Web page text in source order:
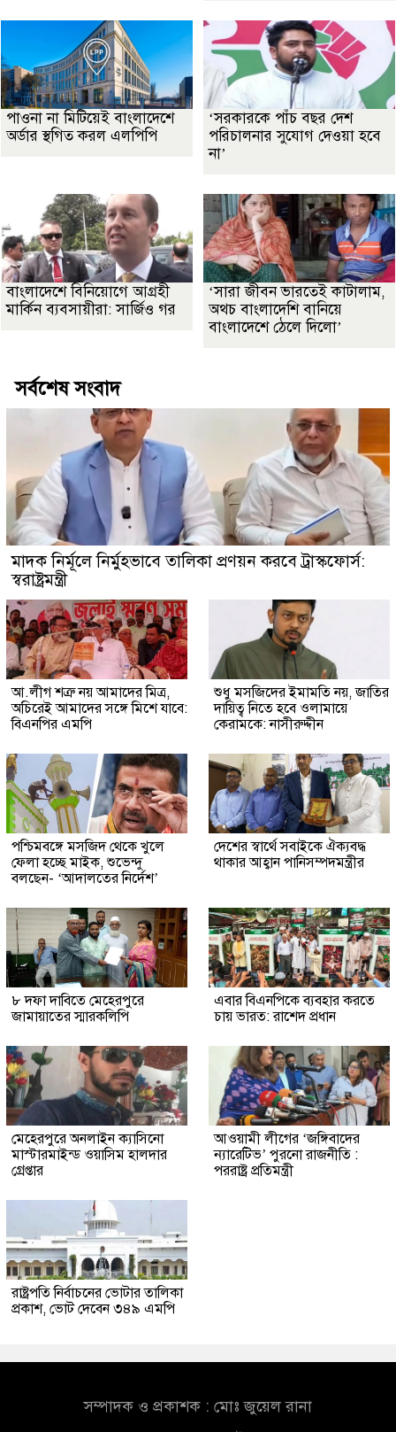
পাওনা না মিটিয়েই বাংলাদেশে
অর্ডার স্থগিত করল এলপিপি
‘সরকারকে পাঁচ বছর দেশ
পরিচালনার সুযোগ দেওয়া হবে
না’
বাংলাদেশে বিনিয়োগে আগ্রহী
মার্কিন ব্যবসায়ীরা: সার্জিও গর
‘সারা জীবন ভারতেই কাটালাম,
অথচ বাংলাদেশি বানিয়ে
বাংলাদেশে ঠেলে দিলো’
সর্বশেষ সংবাদ
মাদক নির্মূলে নির্মুহভাবে তালিকা প্রণয়ন করবে ট্রাস্কফোর্স:
স্বরাষ্ট্রমন্ত্রী
আ.লীগ শত্রু নয় আমাদের মিত্র,
অচিরেই আমাদের সঙ্গে মিশে যাবে:
বিএনপির এমপি
শুধু মসজিদের ইমামতি নয়, জাতির
দায়িত্ব নিতে হবে ওলামায়ে
কেরামকে: নাসীরুদ্দীন
পশ্চিমবঙ্গে মসজিদ থেকে খুলে
ফেলা হচ্ছে মাইক, শুভেন্দু
বলছেন- ‘আদালতের নির্দেশ’
দেশের স্বার্থে সবাইকে ঐক্যবদ্ধ
থাকার আহ্বান পানিসম্পদমন্ত্রীর
৮ দফা দাবিতে মেহেরপুরে
জামায়াতের স্মারকলিপি
এবার বিএনপিকে ব্যবহার করতে
চায় ভারত: রাশেদ প্রধান
মেহেরপুরে অনলাইন ক্যাসিনো
মাস্টারমাইন্ড ওয়াসিম হালদার
গ্রেপ্তার
আওয়ামী লীগের ‘জঙ্গিবাদের
ন্যারেটিভ’ পুরনো রাজনীতি :
পররাষ্ট্র প্রতিমন্ত্রী
রাষ্ট্রপতি নির্বাচনের ভোটার তালিকা
প্রকাশ, ভোট দেবেন ৩৪৯ এমপি
সম্পাদক ও প্রকাশক : মোঃ জুয়েল রানা